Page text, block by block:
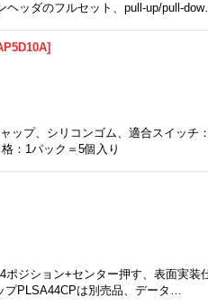
ヘッダのフルセット、pull-up/pull-
]
ップ、シリコンゴム、適合スイッチ
：1パック＝5個入り
ジション+センター押す、表面実装
プPLSA44CPは別売品、データ…